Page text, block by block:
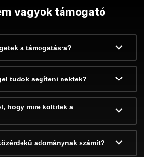
vagyok támogató
a támogatásra?
tudok segíteni nektek?
hogy mire költitek a
adománynak számít?